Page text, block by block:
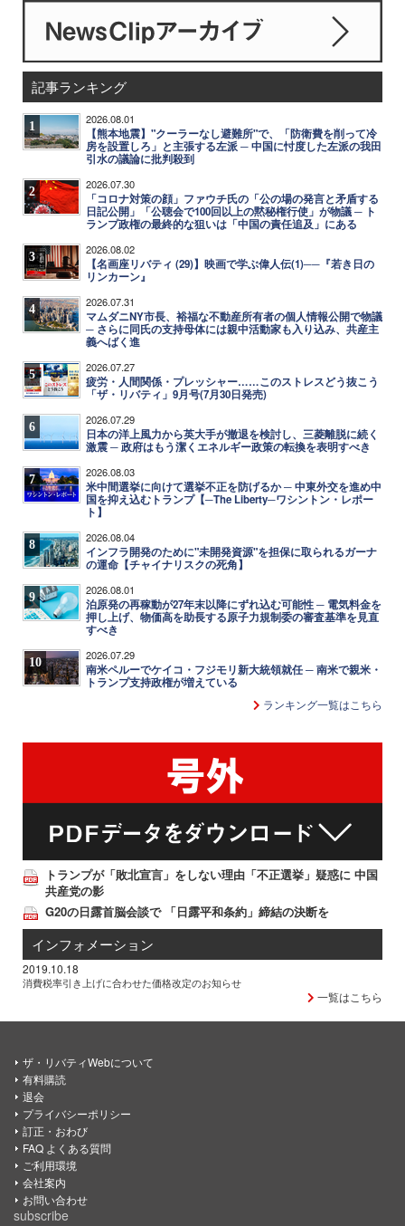
記事ランキング
1 2026.08.01
【熊本地震】"クーラーなし避難所"で、「防衛費を削って冷
房を設置しろ」と主張する左派 ─ 中国に忖度した左派の我田
引水の議論に批判殺到
2 2026.07.30
「コロナ対策の顔」ファウチ氏の「公の場の発言と矛盾する
日記公開」「公聴会で100回以上の黙秘権行使」が物議 ─ ト
ランプ政権の最終的な狙いは「中国の責任追及」にある
3 2026.08.02
【名画座リバティ (29)】映画で学ぶ偉人伝(1)──『若き日の
リンカーン』
4 2026.07.31
マムダニNY市長、裕福な不動産所有者の個人情報公開で物議
─ さらに同氏の支持母体には親中活動家も入り込み、共産主
義へばく進
5 2026.07.27
疲労・人間関係・プレッシャー……このストレスどう抜こう
「ザ・リバティ」9月号(7月30日発売)
6 2026.07.29
日本の洋上風力から英大手が撤退を検討し、三菱離脱に続く
激震 ─ 政府はもう潔くエネルギー政策の転換を表明すべき
7 2026.08.03
米中間選挙に向けて選挙不正を防げるか ─ 中東外交を進め中
国を抑え込むトランプ【─The Liberty─ワシントン・レポー
ト】
8 2026.08.04
インフラ開発のために"未開発資源"を担保に取られるガーナ
の運命【チャイナリスクの死角】
9 2026.08.01
泊原発の再稼動が27年末以降にずれ込む可能性 ─ 電気料金を
押し上げ、物価高を助長する原子力規制委の審査基準を見直
すべき
10 2026.07.29
南米ペルーでケイコ・フジモリ新大統領就任 ─ 南米で親米・
トランプ支持政権が増えている
ランキング一覧はこちら
トランプが「敗北宣言」をしない理由「不正選挙」疑惑に 中国
共産党の影
G20の日露首脳会談で 「日露平和条約」締結の決断を
インフォメーション
2019.10.18
消費税率引き上げに合わせた価格改定のお知らせ
一覧はこちら
ザ・リバティWebについて
有料購読
退会
プライバシーポリシー
訂正・おわび
FAQ よくある質問
ご利用環境
会社案内
お問い合わせ
subscribe